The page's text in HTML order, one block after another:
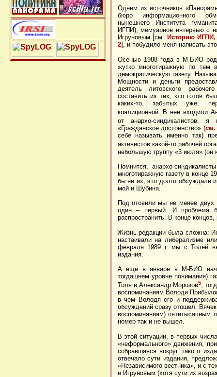
Одним из источников
бюро информационного
нынешнего Института
ИГПИ), мемуарное интервью с
Игруновым [см. Историю ИГПИ,
2], и побудило меня написать
Осенью 1988 года в М-БИО
жутко многотиражную по тем
демократическую газету.
Мощности и деньги
деятель литовского
составить из тех, кто готов
каких-то, забытых уже,
коалиционной. В нее входили
от анархо-синдикалистов,
«Гражданское достоинство» (см.
себе называть именно так)
активистов какой-то рабочей
небольшую группу «3 июля» (он
Помнится, анархо-
многотиражную газету в конце
бы не их; это долго обсуждали
мой и Шубина.
Подготовили мы не менее двух
один – первый. И проблема
распространить. В конце
Жизнь редакции была сложна:
настаивали на либерализме
февраля 1989 г. мы с Толей
издания.
А еще в январе в М-БИО
тогдашнем уровне понимания)
Толя и Александр Морозов5,
воспоминаниям Володи
в чем Володя его и
обсуждений сразу отошел.
воспоминаниям) пятитысячным
номер так и не вышел.
В этой ситуации, в первых
«неформального» движения,
собравшаяся вокруг такого
отвечало сути издания,
«Независимого вестника», и с
и Игруновым (хотя сути их